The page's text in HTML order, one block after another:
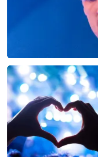
Delain
2reviews
BEKIJKEN